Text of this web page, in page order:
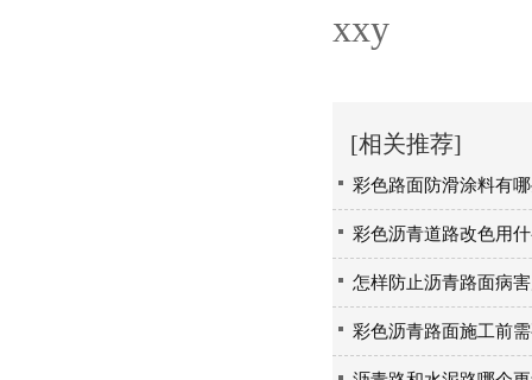
xxy
[相关推荐]
彩色路面防滑涂料有
彩色沥青道路改色用
怎样防止沥青路面病
彩色沥青路面施工前